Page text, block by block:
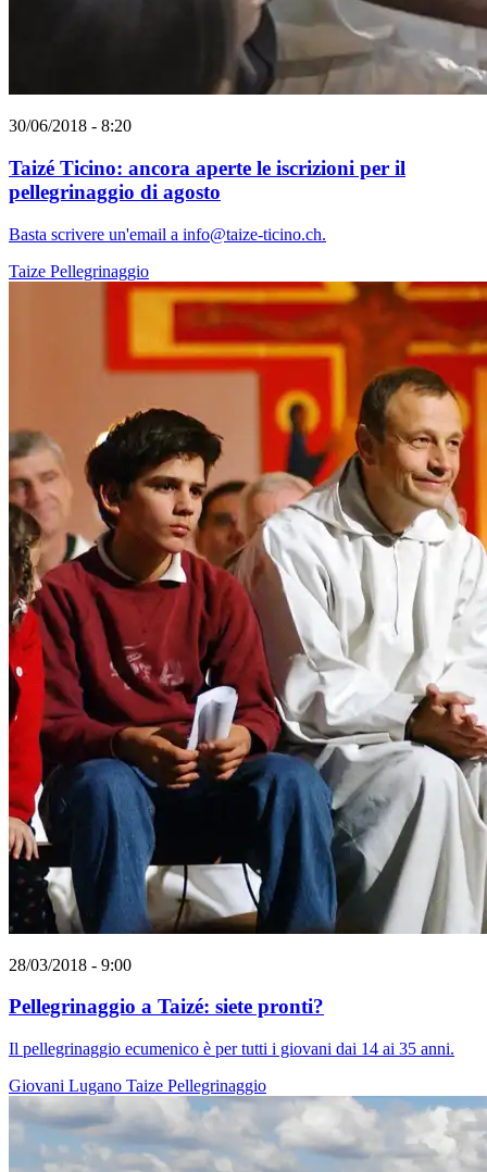
30/06/2018 - 8:20
Taizé Ticino: ancora aperte le iscrizioni per il
pellegrinaggio di agosto
Basta scrivere un'email a info@taize-ticino.ch.
Taize Pellegrinaggio
28/03/2018 - 9:00
Pellegrinaggio a Taizé: siete pronti?
Il pellegrinaggio ecumenico è per tutti i giovani dai 14 ai 35 anni.
Giovani Lugano Taize Pellegrinaggio